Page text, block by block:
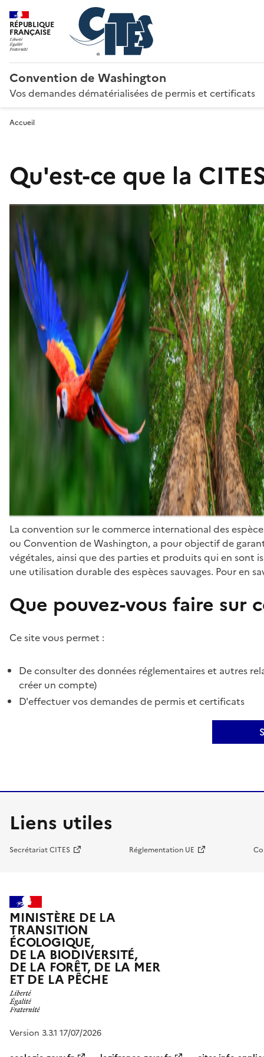
RÉPUBLIQUE
FRANÇAISE
Convention de Washington
Vos demandes dématérialisées de permis et certificats
Accueil
Qu'est-ce que la
La convention sur le commerce international des
ou Convention de Washington, a pour objectif de
végétales, ainsi que des parties et produits qui en sont
une utilisation durable des espèces sauvages. Pour en
Que pouvez-vous faire sur
Ce site vous permet :
De consulter des données réglementaires et autres
créer un compte)
D'effectuer vos demandes de permis et certificats
Liens utiles
Secrétariat CITES Réglementation UE
MINISTÈRE DE LA
TRANSITION
ÉCOLOGIQUE,
DE LA BIODIVERSITÉ,
DE LA FORÊT, DE LA MER
ET DE LA PÊCHE
Version 3.3.1 17/07/2026